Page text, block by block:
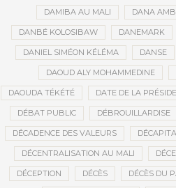
DAMIBA AU MALI DANA
DANBÉ KOLOSIBAW DANEMARK
DANIEL SIMÉON KÉLÉMA DANSE
DAOUD ALY MOHAMMEDINE
DAOUDA TÉKÉTÉ DATE DE LA
DÉBAT PUBLIC DÉBROUILLARDISE
DÉCADENCE DES VALEURS
DÉCENTRALISATION AU MALI
DÉCEPTION DÉCÈS DÉCÈS DU